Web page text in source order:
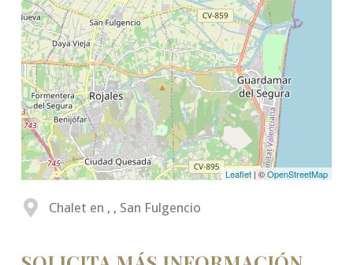
Leaflet | ©OpenStreetMap
Chalet en , , San Fulgencio